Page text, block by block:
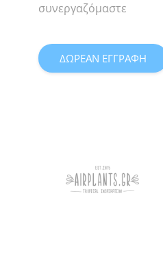
συνεργαζόμαστε
ΔΩΡΕΑΝ ΕΓΓΡΑΦΗ